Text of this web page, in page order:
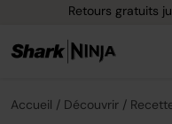
Retours gratuits
Accueil Découvrir